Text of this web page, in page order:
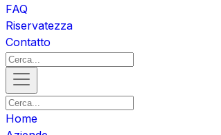
FAQ
Riservatezza
Contatto
Home